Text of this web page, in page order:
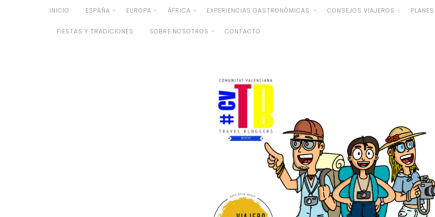
INICIO ESPAÑA EUROPA ÁFRICA EXPERIENCIAS GASTRONÓMICAS. CONSEJOS VIAJEROS
FIESTAS Y TRADICIONES SOBRE NOSOTROS CONTACTO